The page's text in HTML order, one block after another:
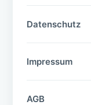
Datenschutz
Impressum
AGB